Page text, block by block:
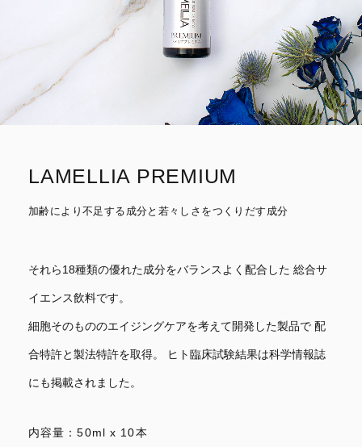
LAMELLIA PREMIUM
加齢により不足する成分と若々しさをつくりだす成分
それら18種類の優れた成分をバランスよく配合した 総合サ
イエンス飲料です。
細胞そのもののエイジングケアを考えて開発した製品で 配
合特許と製法特許を取得。 ヒト臨床試験結果は科学情報誌
にも掲載されました。
内容量：50ml x 10本